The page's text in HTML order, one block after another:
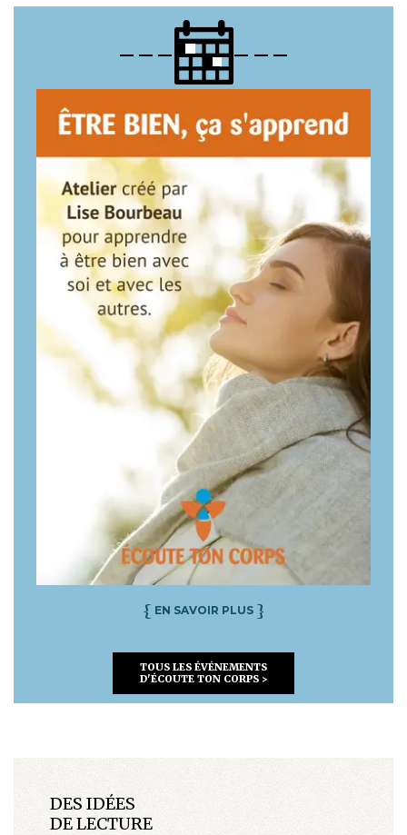
{ EN SAVOIR PLUS }
TOUS LES ÉVÉNEMENTS
D'ÉCOUTE TON CORPS >
DES IDÉES
DE LECTURE